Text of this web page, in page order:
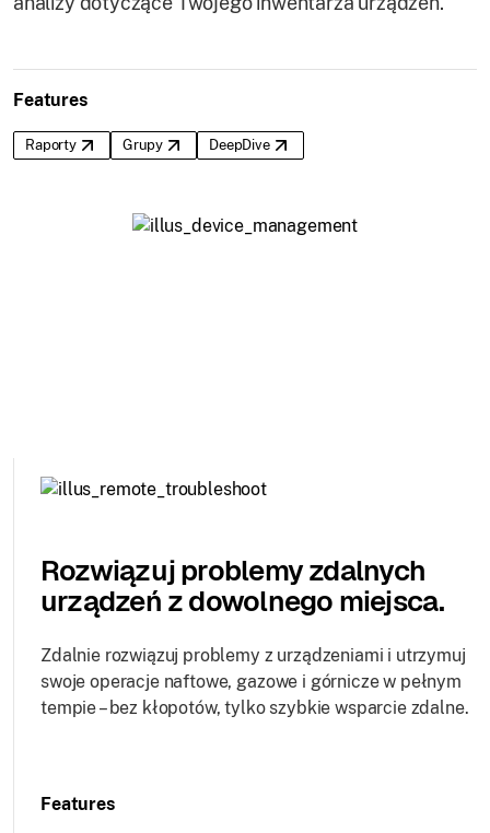
Features
Raporty Grupy DeepDive
Rozwiązuj problemy zdalnych
urządzeń z dowolnego miejsca.
Zdalnie rozwiązuj problemy z urządzeniami i utrzymuj
swoje operacje naftowe, gazowe i górnicze w pełnym
tempie – bez kłopotów, tylko szybkie wsparcie zdalne.
Features